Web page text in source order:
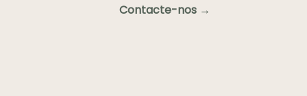
Contacte-nos →